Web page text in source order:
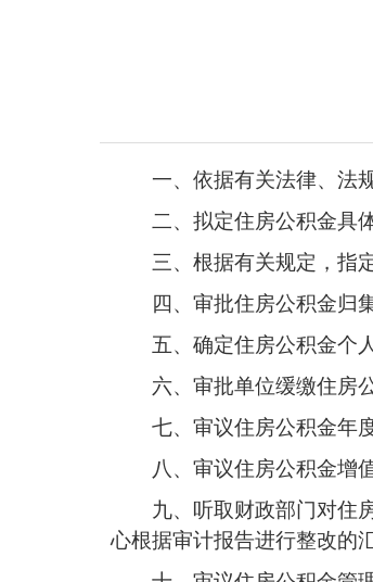
一、依据有关法律、法
二、拟定住房公积金具
三、根据有关规定，指
四、审批住房公积金归
五、确定住房公积金个
六、审批单位缓缴住房
七、审议住房公积金年
八、审议住房公积金增
九、听取财政部门对住
心根据审计报告进行整改的